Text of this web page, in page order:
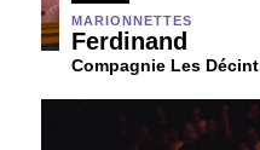
MARIONNETTES
Ferdinand
Compagnie Les